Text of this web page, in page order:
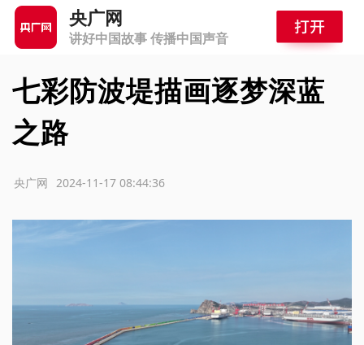
央广网
讲好中国故事 传播中国声音
七彩防波堤描画逐梦深蓝
之路
2024-11-17 08:44:36
央广网